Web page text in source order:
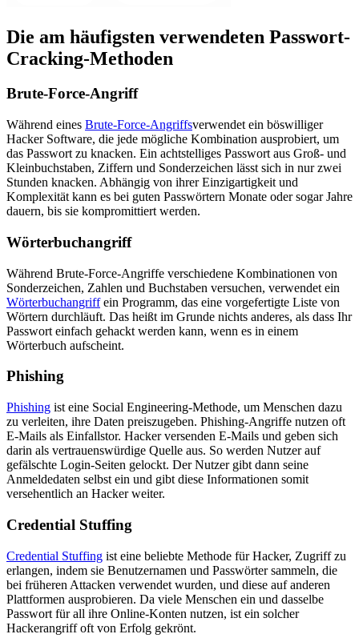
Die am häufigsten verwendeten Passwort-
Cracking-Methoden
Brute-Force-Angriff
Während eines Brute-Force-Angriffsverwendet ein böswilliger
Hacker Software, die jede mögliche Kombination ausprobiert, um
das Passwort zu knacken. Ein achtstelliges Passwort aus Groß- und
Kleinbuchstaben, Ziffern und Sonderzeichen lässt sich in nur zwei
Stunden knacken. Abhängig von ihrer Einzigartigkeit und
Komplexität kann es bei guten Passwörtern Monate oder sogar Jahre
dauern, bis sie kompromittiert werden.
Wörterbuchangriff
Während Brute-Force-Angriffe verschiedene Kombinationen von
Sonderzeichen, Zahlen und Buchstaben versuchen, verwendet ein
Wörterbuchangriffein Programm, das eine vorgefertigte Liste von
Wörtern durchläuft. Das heißt im Grunde nichts anderes, als dass Ihr
Passwort einfach gehackt werden kann, wenn es in einem
Wörterbuch aufscheint.
Phishing
Phishing ist eine Social Engineering-Methode, um Menschen dazu
zu verleiten, ihre Daten preiszugeben. Phishing-Angriffe nutzen oft
E-Mails als Einfallstor. Hacker versenden E-Mails und geben sich
darin als vertrauenswürdige Quelle aus. So werden Nutzer auf
gefälschte Login-Seiten gelockt. Der Nutzer gibt dann seine
Anmeldedaten selbst ein und gibt diese Informationen somit
versehentlich an Hacker weiter.
Credential Stuffing
Credential Stuffing ist eine beliebte Methode für Hacker, Zugriff zu
erlangen, indem sie Benutzernamen und Passwörter sammeln, die
bei früheren Attacken verwendet wurden, und diese auf anderen
Plattformen ausprobieren. Da viele Menschen ein und dasselbe
Passwort für all ihre Online-Konten nutzen, ist ein solcher
Hackerangriff oft von Erfolg gekrönt.